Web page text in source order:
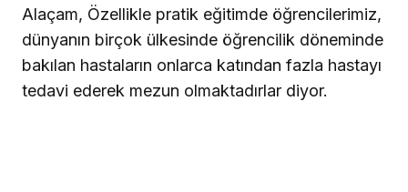
Alaçam, Özellikle pratik eğitimde öğrencilerimiz,
dünyanın birçok ülkesinde öğrencilik döneminde
bakılan hastaların onlarca katından fazla hastayı
tedavi ederek mezun olmaktadırlar diyor.